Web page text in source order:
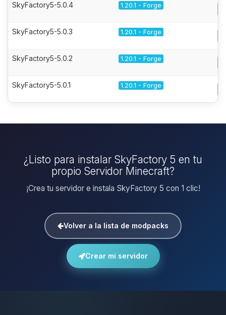
SkyFactory5-5.0.4 1.20.1 - Forge
SkyFactory5-5.0.3 1.20.1 - Forge
SkyFactory5-5.0.2 1.20.1 - Forge
SkyFactory5-5.0.1 1.20.1 - Forge
¿Listo para instalar SkyFactory 5 en tu
propio Servidor Minecraft?
¡Crea tu servidor e instala SkyFactory 5 con 1 clic!
Volver a la lista de modpacks
Crear mi servidor